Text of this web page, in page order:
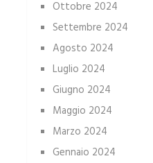
Ottobre 2024
Settembre 2024
Agosto 2024
Luglio 2024
Giugno 2024
Maggio 2024
Marzo 2024
Gennaio 2024